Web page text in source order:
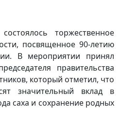
торжественное
посвященное 90-летию
В мероприятии принял
правительства
который отметил, что
значительный вклад в
саха и сохранение родных